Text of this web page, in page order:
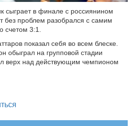
сыграет в финале с россиянином
проблем разобрался с самим
счетом 3:1.
показал себя во всем блеске.
обыграл на групповой стадии
верх над действующим чемпионом